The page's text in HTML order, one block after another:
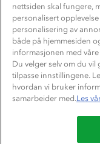
AKTIVITETER
Tips til hyttetur
Du
nettsiden skal fungere,
personalisert
personalisering av
både på hjemmesiden
informasjonen med
Du velger selv om du
tilpasse innstillingene.
hvordan vi bruker
samarbeider med.Les